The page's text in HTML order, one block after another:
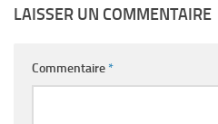
LAISSER UN COMMENTAIRE
Commentaire*